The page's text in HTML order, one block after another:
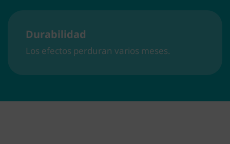
Durabilidad
Los efectos perduran varios meses.